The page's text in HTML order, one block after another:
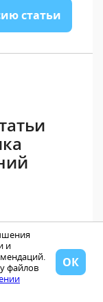
статьи
и
файлов
ОК